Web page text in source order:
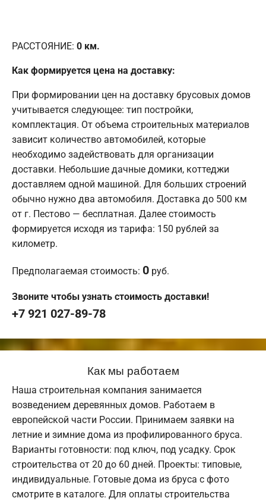
РАССТОЯНИЕ: 0 км.
Как формируется цена на доставку:
При формировании цен на доставку брусовых домов
учитывается следующее: тип постройки,
комплектация. От объема строительных материалов
зависит количество автомобилей, которые
необходимо задействовать для организации
доставки. Небольшие дачные домики, коттеджи
доставляем одной машиной. Для больших строений
обычно нужно два автомобиля. Доставка до 500 км
от г. Пестово — бесплатная. Далее стоимость
формируется исходя из тарифа: 150 рублей за
километр.
Предполагаемая стоимость: 0 руб.
Звоните чтобы узнать стоимость доставки!
+7 921 027-89-78
Как мы работаем
Наша строительная компания занимается
возведением деревянных домов. Работаем в
европейской части России. Принимаем заявки на
летние и зимние дома из профилированного бруса.
Варианты готовности: под ключ, под усадку. Срок
строительства от 20 до 60 дней. Проекты: типовые,
индивидуальные. Готовые дома из бруса с фото
смотрите в каталоге. Для оплаты строительства